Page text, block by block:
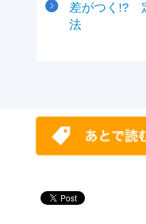
差がつく!?
法